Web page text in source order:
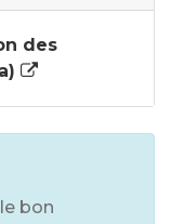
des
bon